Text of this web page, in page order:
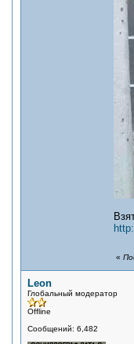
«
Leon
Глобальный модератор
Offline
Сообщений: 6,482